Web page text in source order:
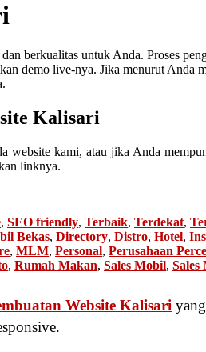
berkualitas untuk Anda. Proses
demo live-nya. Jika menurut Anda
Kalisari
website kami, atau jika Anda
linknya.
, SEO friendly, Terbaik, Terdekat,
Bekas, Directory, Distro, Hotel,
, MLM, Personal, Perusahaan
, Rumah Makan, Sales Mobil, Sales
Website Kalisari